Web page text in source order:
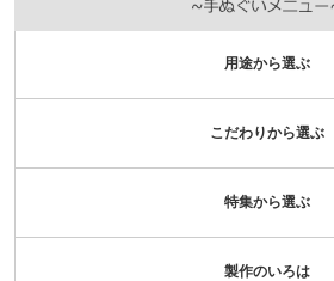
用途から選ぶ
こだわりから選ぶ
特集から選ぶ
製作のいろは